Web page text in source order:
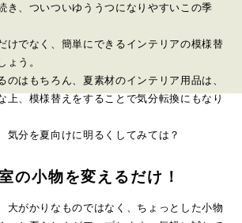
き、ついついゆううつになりやすいこの季
けでなく、簡単にできるインテリアの模様替
ょう。
のはもちろん、夏素材のインテリア用品は、
上、模様替えをすることで気分転換にもなり
気分を夏向けに明るくしてみては？
の小物を変えるだけ！
大がかりなものではなく、ちょっとした小物